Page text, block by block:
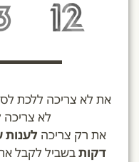
את לא צריכה ללכת
לא צריכה
את רק צריכה
דקותבשביל לקבל